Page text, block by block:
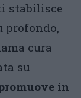
stabilisce
profondo,
cura
su
in